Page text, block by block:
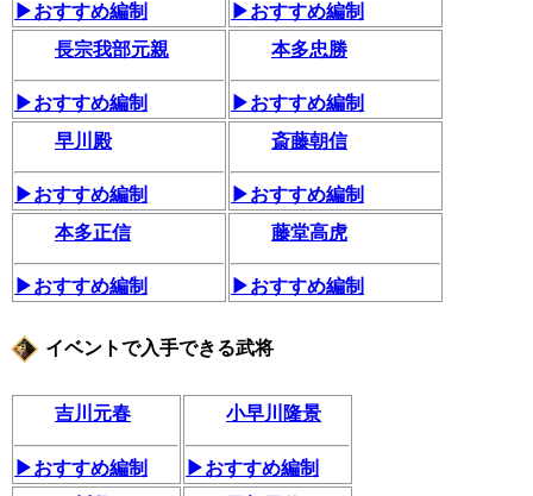
▶おすすめ編制
▶おすすめ編制
長宗我部元親
▶おすすめ編制
本多忠勝
▶おすすめ編制
早川殿
▶おすすめ編制
斎藤朝信
▶おすすめ編制
本多正信
▶おすすめ編制
藤堂高虎
▶おすすめ編制
イベントで入手できる武将
吉川元春
▶おすすめ編制
小早川隆景
▶おすすめ編制